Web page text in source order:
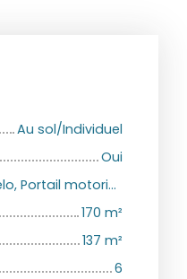
Au sol/Individuel
Oui
Climatisation, Équipements domotiques, Local à vélo, Portail motorisé, Porte blindée, Visiophone, Volets électriques
170 m²
137 m²
6